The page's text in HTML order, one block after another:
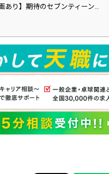
あり】期待のセブンティーン...